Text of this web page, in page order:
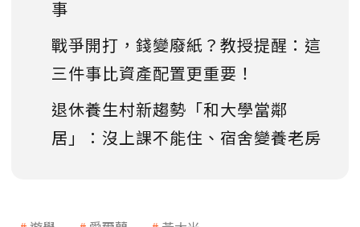
事
戰爭開打，錢變廢紙？教授提醒：這
三件事比資產配置更重要！
退休養生村新趨勢「和大學當鄰
居」：沒上課不能住、宿舍變養老房